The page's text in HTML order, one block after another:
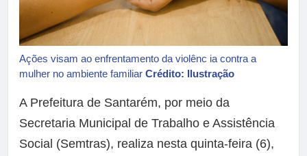
Ações visam ao enfrentamento da violênc ia contra a
mulher no ambiente familiar Crédito: Ilustração
A Prefeitura de Santarém, por meio da
Secretaria Municipal de Trabalho e Assistência
Social (Semtras), realiza nesta quinta-feira (6),